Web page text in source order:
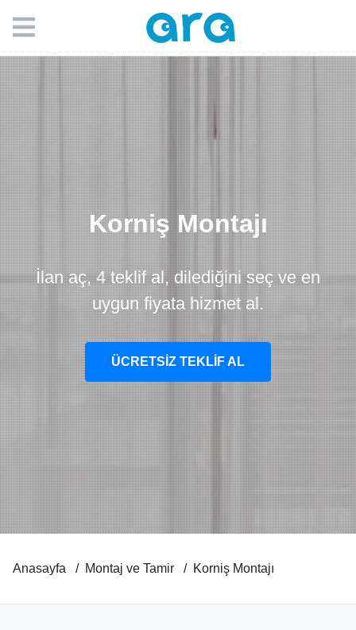
Korniş Montajı
İlan aç, 4 teklif al, dilediğini seç ve en
uygun fiyata hizmet al.
ÜCRETSİZ TEKLİF AL
Anasayfa Montaj ve Tamir Korniş Montajı